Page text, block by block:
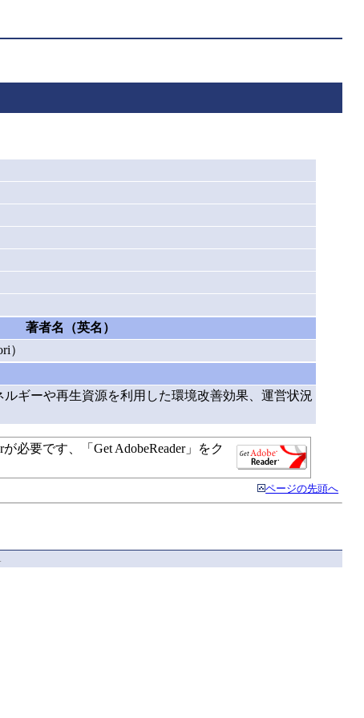
著者名（英名）
）
ギーや再生資源を利用した環境改善効果、運営状況
必要です、「Get AdobeReader」をク
ページの先頭へ